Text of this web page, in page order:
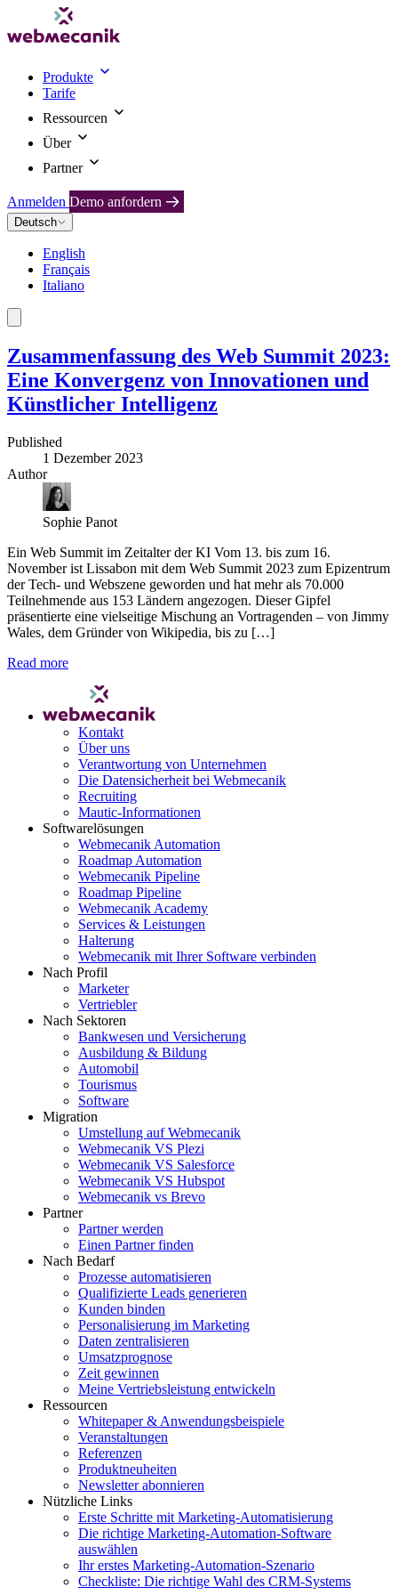
Produkte
Tarife
Ressourcen
Über
Partner
Anmelden Demo anfordern
Deutsch
English
Français
Italiano
Zusammenfassung des Web Summit 2023:
Eine Konvergenz von Innovationen und
Künstlicher Intelligenz
Published
1 Dezember 2023
Author
Sophie Panot
Ein Web Summit im Zeitalter der KI Vom 13. bis zum 16.
November ist Lissabon mit dem Web Summit 2023 zum Epizentrum
der Tech- und Webszene geworden und hat mehr als 70.000
Teilnehmende aus 153 Ländern angezogen. Dieser Gipfel
präsentierte eine vielseitige Mischung an Vortragenden – von Jimmy
Wales, dem Gründer von Wikipedia, bis zu […]
Read more
Kontakt
Über uns
Verantwortung von Unternehmen
Die Datensicherheit bei Webmecanik
Recruiting
Mautic-Informationen
Softwarelösungen
Webmecanik Automation
Roadmap Automation
Webmecanik Pipeline
Roadmap Pipeline
Webmecanik Academy
Services & Leistungen
Halterung
Webmecanik mit Ihrer Software verbinden
Nach Profil
Marketer
Vertriebler
Nach Sektoren
Bankwesen und Versicherung
Ausbildung & Bildung
Automobil
Tourismus
Software
Migration
Umstellung auf Webmecanik
Webmecanik VS Plezi
Webmecanik VS Salesforce
Webmecanik VS Hubspot
Webmecanik vs Brevo
Partner
Partner werden
Einen Partner finden
Nach Bedarf
Prozesse automatisieren
Qualifizierte Leads generieren
Kunden binden
Personalisierung im Marketing
Daten zentralisieren
Umsatzprognose
Zeit gewinnen
Meine Vertriebsleistung entwickeln
Ressourcen
Whitepaper & Anwendungsbeispiele
Veranstaltungen
Referenzen
Produktneuheiten
Newsletter abonnieren
Nützliche Links
Erste Schritte mit Marketing-Automatisierung
Die richtige Marketing-Automation-Software
auswählen
Ihr erstes Marketing-Automation-Szenario
Checkliste: Die richtige Wahl des CRM-Systems